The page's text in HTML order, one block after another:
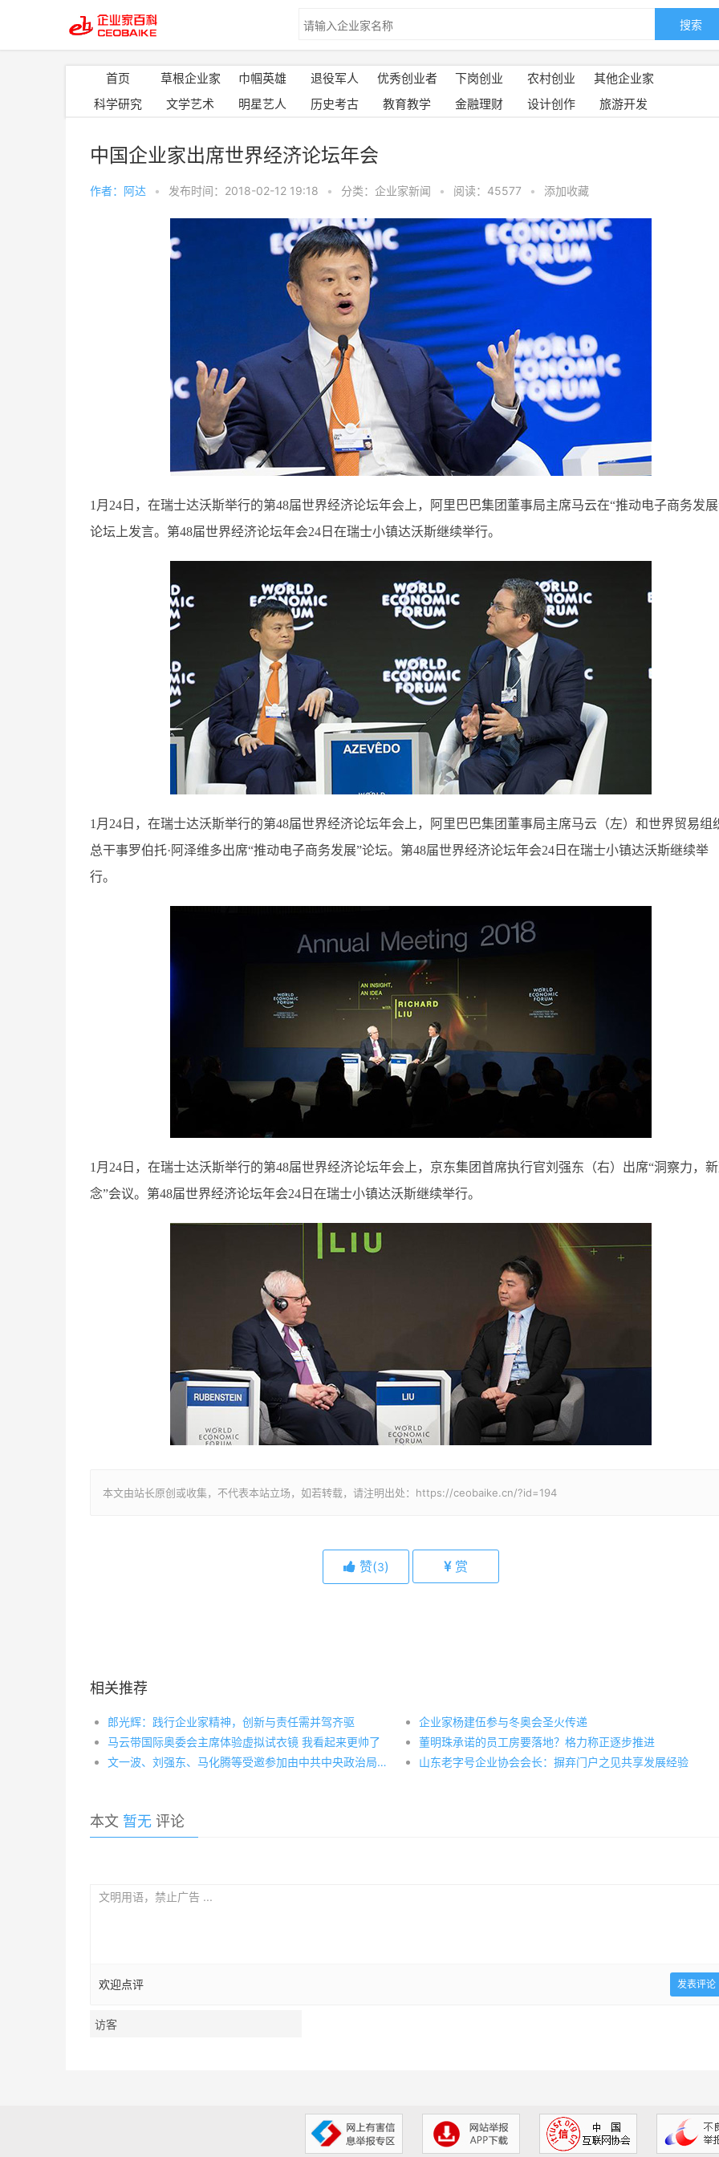
搜索
首页 草根企业家 巾帼英雄 退役军人 优秀创业者 下岗创业 农村创业
其他企业家
科学研究
文学艺术 明星艺人 历史考古 教育教学 金融理财 设计创作 旅游开发
中国企业家出席世界经济论坛年会
作者：阿达 • 发布时间：2018-02-12 19:18 • 分类：企业家新闻 • 阅读：45577 • 添加收藏
1月24日，在瑞士达沃斯举行的第48届世界经济论坛年会上，阿里巴巴集团董事局主席马云在“推动电子商务发展
论坛上发言。第48届世界经济论坛年会24日在瑞士小镇达沃斯继续举行。
1月24日，在瑞士达沃斯举行的第48届世界经济论坛年会上，阿里巴巴集团董事局主席马云（左）和世界贸易组
总干事罗伯托·阿泽维多出席“推动电子商务发展”论坛。第48届世界经济论坛年会24日在瑞士小镇达沃斯继续举
行。
1月24日，在瑞士达沃斯举行的第48届世界经济论坛年会上，京东集团首席执行官刘强东（右）出席“洞察力，
念”会议。第48届世界经济论坛年会24日在瑞士小镇达沃斯继续举行。
本文由站长原创或收集，不代表本站立场，如若转载，请注明出处：https://ceobaike.cn/?id=194
赞(3) 赏
相关推荐
郎光辉：践行企业家精神，创新与责任需并驾齐驱
企业家杨建伍参与冬奥会圣火传递
马云带国际奥委会主席体验虚拟试衣镜 我看起来更帅了
董明珠承诺的员工房要落地？格力称正逐步推进
文一波、刘强东、马化腾等受邀参加由中共中央政治局常委、国务院副总理汪洋主持的民营企业家迎春座谈会
山东老字号企业协会会长：摒弃门户之见共享发展经验
本文 暂无 评论
欢迎点评